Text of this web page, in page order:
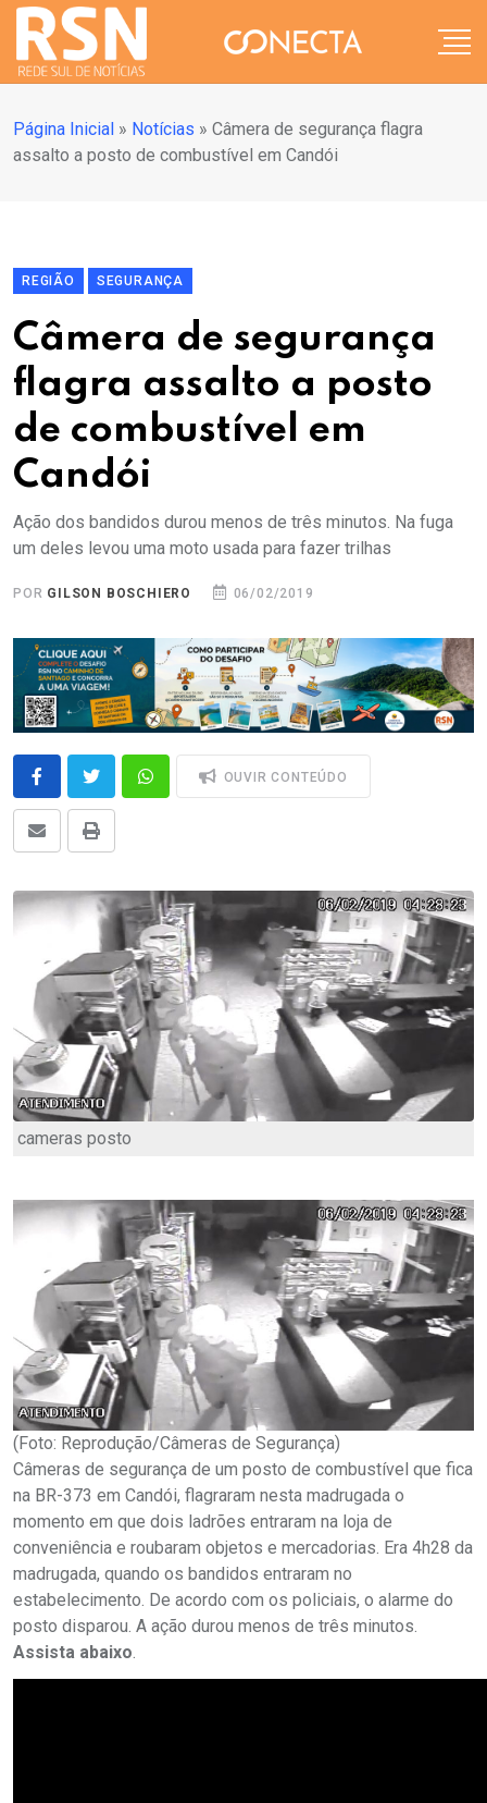
Página Inicial » Notícias » Câmera de segurança flagra
assalto a posto de combustível em Candói
REGIÃO SEGURANÇA
Câmera de segurança
flagra assalto a posto
de combustível em
Candói
Ação dos bandidos durou menos de três minutos. Na fuga
um deles levou uma moto usada para fazer trilhas
POR GILSON BOSCHIERO 06/02/2019
OUVIR CONTEÚDO
cameras posto
(Foto: Reprodução/Câmeras de Segurança)
Câmeras de segurança de um posto de combustível que fica
na BR-373 em Candói, flagraram nesta madrugada o
momento em que dois ladrões entraram na loja de
conveniência e roubaram objetos e mercadorias. Era 4h28 da
madrugada, quando os bandidos entraram no
estabelecimento. De acordo com os policiais, o alarme do
posto disparou. A ação durou menos de três minutos.
Assista abaixo.